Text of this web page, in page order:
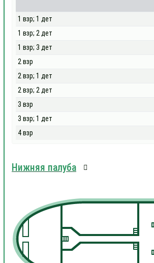
1 взр; 1 дет
1 взр; 2 дет
1 взр; 3 дет
2 взр
2 взр; 1 дет
2 взр; 2 дет
3 взр
3 взр; 1 дет
4 взр
Нижняя палуба